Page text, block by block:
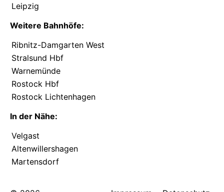
Leipzig
Weitere Bahnhöfe:
Ribnitz-Damgarten West
Stralsund Hbf
Warnemünde
Rostock Hbf
Rostock Lichtenhagen
In der Nähe:
Velgast
Altenwillershagen
Martensdorf